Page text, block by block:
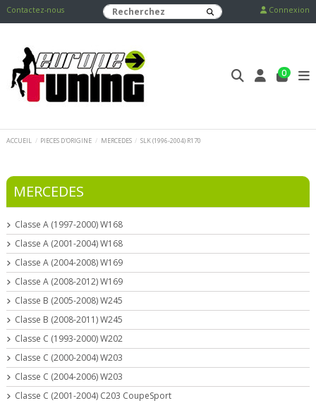
Contactez-nous Connexion
0
ACCUEIL PIECES D'ORIGINE MERCEDES SLK (1996-2004) R170
MERCEDES
Classe A (1997-2000) W168
Classe A (2001-2004) W168
Classe A (2004-2008) W169
Classe A (2008-2012) W169
Classe B (2005-2008) W245
Classe B (2008-2011) W245
Classe C (1993-2000) W202
Classe C (2000-2004) W203
Classe C (2004-2006) W203
Classe C (2001-2004) C203 CoupeSport